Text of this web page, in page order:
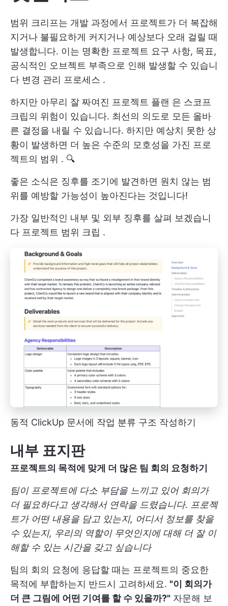
범위 크리프는 개발 과정에서 프로젝트가 더 복잡해
지거나 불필요하게 커지거나 예상보다 오래 걸릴 때
발생합니다. 이는 명확한 프로젝트 요구 사항, 목표,
공식적인 오브젝트 부족으로 인해 발생할 수 있습니
다 변경 관리 프로세스 .
하지만 아무리 잘 짜여진 프로젝트 플랜 은 스코프
크립의 위험이 있습니다. 최선의 의도로 모든 올바
른 결정을 내릴 수 있습니다. 하지만 예상치 못한 상
황이 발생하면 더 높은 수준의 모호성을 가진 프로
젝트의 범위 . 🔍
좋은 소식은 징후를 조기에 발견하면 원치 않는 범
위를 예방할 가능성이 높아진다는 것입니다!
가장 일반적인 내부 및 외부 징후를 살펴 보겠습니
다 프로젝트 범위 크립 .
동적 ClickUp 문서에 작업 분류 구조 작성하기
내부 표지판
프로젝트의 목적에 맞게 더 많은 팀 회의 요청하기
팀이 프로젝트에 다소 부담을 느끼고 있어 회의가
더 필요하다고 생각해서 연락을 드렸습니다. 프로젝
트가 어떤 내용을 담고 있는지, 어디서 정보를 찾을
수 있는지, 우리의 역할이 무엇인지에 대해 더 잘 이
해할 수 있는 시간을 갖고 싶습니다
팀의 회의 요청에 응답할 때는 프로젝트의 중요한
목적에 부합하는지 반드시 고려하세요. "이 회의가
더 큰 그림에 어떤 기여를 할 수 있을까?" 자문해 보